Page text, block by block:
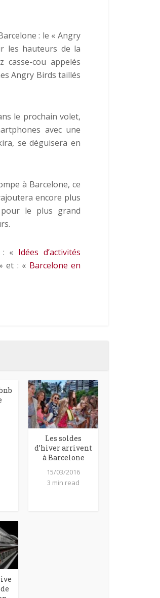
: le « Angry
les hauteurs de la
cou appelés
Angry Birds taillés
le prochain volet,
avec une
se déguisera en
à Barcelone, ce
encore plus
le plus grand
: « Idées d’activités
et : « Barcelone en
Les soldes
d’hiver arrivent
à Barcelone
15/03/2016
3 min read